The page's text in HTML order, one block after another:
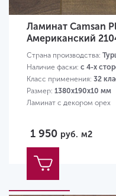
Ламинат Camsan
Американский
Страна производства:
Наличие фаски: с 4-х
Класс применения: 32
Размер: 1380х190х10 мм
Ламинат с декором орех
1 950 руб. м2